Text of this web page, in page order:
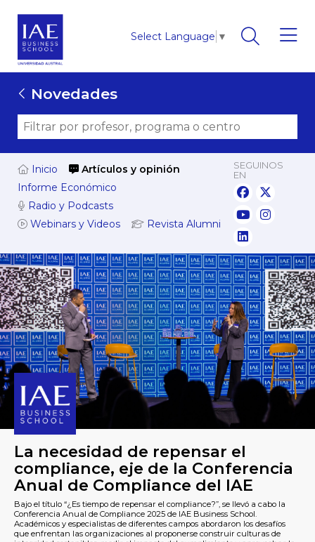
Select Language ▼
Novedades
Inicio
Artículos y opinión
Informe Económico
Radio y Podcasts
Webinars y Videos
Revista Alumni
SEGUINOS
EN